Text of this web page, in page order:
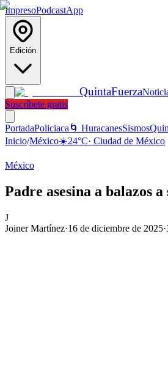
ImpresoPodcastApp
Edición
QuintaFuerza
Suscríbete gratis
PortadaPoliciaca 🌀 HuracanesSismos
Inicio/México☀️24°C· Ciudad de México
México
Padre asesina a balazos
J
Joiner Martínez·16 de diciembre de 2025·